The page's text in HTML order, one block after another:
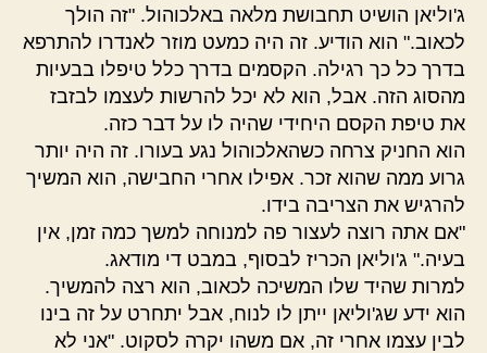
ג'וליאן הושיט תחבושת מלאה באלכוהול. "זה הולך
לכאוב." הוא הודיע. זה היה כמעט מוזר לאנדרו להתרפא
בדרך כל כך רגילה. הקסמים בדרך כלל טיפלו בבעיות
מהסוג הזה. אבל, הוא לא יכל להרשות לעצמו לבזבז
את טיפת הקסם היחידי שהיה לו על דבר כזה.
הוא החניק צרחה כשהאלכוהול נגע בעורו. זה היה יותר
גרוע ממה שהוא זכר. אפילו אחרי החבישה, הוא המשיך
להרגיש את הצריבה בידו.
"אם אתה רוצה לעצור פה למנוחה למשך כמה זמן, אין
בעיה." ג'וליאן הכריז לבסוף, במבט די מודאג.
למרות שהיד שלו המשיכה לכאוב, הוא רצה להמשיך.
הוא ידע שג'וליאן ייתן לו לנוח, אבל יתחרט על זה בינו
לבין עצמו אחרי זה, אם משהו יקרה לסקוט. "אני לא